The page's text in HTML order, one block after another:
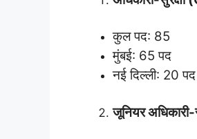
कुल पद: 85
मुंबई: 65 पद
नई दिल्ली: 20 पद
जूनियर